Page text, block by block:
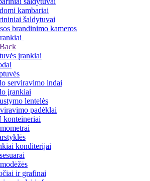
kambariai
šaldytuvai
brandinimo kameros
Back
įrankiai
serviravimo indai
įrankiai
lentelės
padėklai
konteineriai
konditerijai
ir grafinai